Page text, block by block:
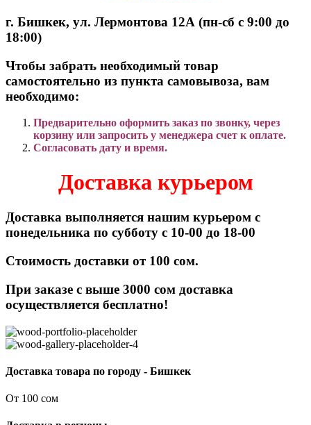
г. Бишкек, ул. Лермонтова 12А (пн-сб с 9:00 до
18:00)
Чтобы забрать необходимый товар
самостоятельно из пункта самовывоза, вам
необходимо:
Предварительно оформить заказ по звонку, через
корзину или запросить у менеджера счет к оплате.
Согласовать дату и время.
Доставка курьером
Доставка выполняется нашим курьером с
понедельника по субботу с 10-00 до 18-00
Стоимость доставки от 100 сом.
При заказе с выше 3000 сом доставка
осуществляется бесплатно!
Доставка товара по городу - Бишкек
От 100 сом